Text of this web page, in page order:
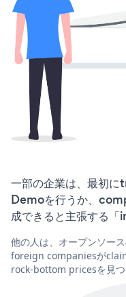
一部の企業は、最初
Demoを行うか、
成できると主張する「
他の人は、オープンソー
foreign companiesが
rock-bottom pricesを見つ